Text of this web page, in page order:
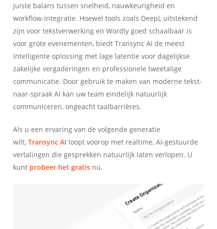
juiste balans tussen snelheid, nauwkeurigheid en
workflow-integratie. Hoewel tools zoals DeepL uitstekend
zijn voor tekstverwerking en Wordly goed schaalbaar is
voor grote evenementen, biedt Transync AI de meest
intelligente oplossing met lage latentie voor dagelijkse
zakelijke vergaderingen en professionele tweetalige
communicatie. Door gebruik te maken van moderne tekst-
naar-spraak AI kan uw team eindelijk natuurlijk
communiceren, ongeacht taalbarrières.
Als u een ervaring van de volgende generatie
wilt, Transync AI loopt voorop met realtime, AI-gestuurde
vertalingen die gesprekken natuurlijk laten verlopen. U
kunt probeer het gratisnu.